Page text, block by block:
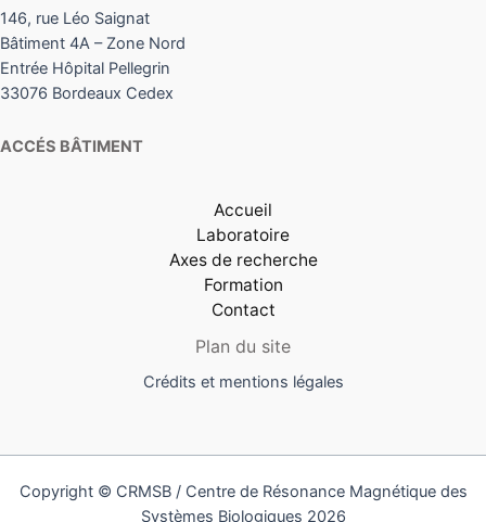
146, rue Léo Saignat
Bâtiment 4A – Zone Nord
Entrée Hôpital Pellegrin
33076 Bordeaux Cedex
ACCÉS BÂTIMENT
Accueil
Laboratoire
Axes de recherche
Formation
Contact
Plan du site
Crédits et mentions légales
Copyright © CRMSB / Centre de Résonance Magnétique des
Systèmes Biologiques 2026